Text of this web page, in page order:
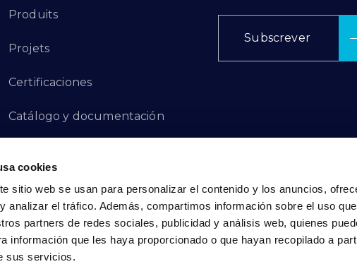
cookies
sitio web se usan para personalizar el contenido y los anuncios,
analizar el tráfico. Además, compartimos información sobre el uso
partners de redes sociales, publicidad y análisis web, quienes
información que les haya proporcionado o que hayan recopilado a
sus servicios.
Produits
Projets
Certificaciones
Catálogo y documentación
Canal de denuncias
Contact
Subscrever